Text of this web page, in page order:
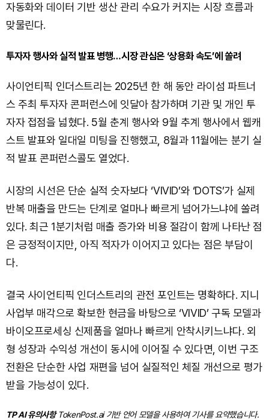
자동화와 데이터 기반 생산 관리 수요가 커지는 시장 흐름과
맞물린다.
투자자 행사와 실적 발표 병행…시장 관심은 ‘상용화 속도’에 쏠려
사이언티픽 인더스트리는 2025년 한 해 동안 라이섬 파트너
스 주최 투자자 콘퍼런스에 잇달아 참가하며 기관 및 개인 투
자자 접점을 넓혔다. 5월 춘계 행사와 9월 추계 행사에서 웹캐
스트 발표와 일대일 미팅을 진행했고, 8월과 11월에는 분기 실
적 발표 콘퍼런스콜도 열었다.
시장의 시선은 단순 실적 숫자보다 ‘VIVID’와 ‘DOTS’가 실제
반복 매출을 만드는 단계로 얼마나 빠르게 넘어가느냐에 쏠려
있다. 최근 1분기처럼 매출 증가와 비용 절감이 함께 나타난 점
은 긍정적이지만, 아직 적자가 이어지고 있다는 점은 부담이
다.
결국 사이언티픽 인더스트리의 관전 포인트는 명확하다. 지니
사업부 매각으로 확보한 현금을 바탕으로 ‘VIVID’ 구독 모델과
바이오프로세싱 신제품을 얼마나 빠르게 안착시키느냐다. 외
형 성장과 수익성 개선이 동시에 이어질 수 있다면, 이번 구조
전환은 단순한 사업 재편을 넘어 실질적인 체질 개선으로 평가
받을 가능성이 있다.
TP AI 유의사항TokenPost.ai 기반 언어 모델을 사용하여 기사를 요약했습니다.